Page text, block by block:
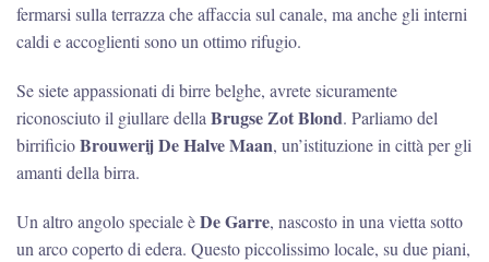
fermarsi sulla terrazza che affaccia sul canale, ma anche gli interni
caldi e accoglienti sono un ottimo rifugio.
Se siete appassionati di birre belghe, avrete sicuramente
riconosciuto il giullare della Brugse Zot Blond. Parliamo del
birrificioBrouwerij De Halve Maan, un’istituzione in città per gli
amanti della birra.
Un altro angolo speciale èDe Garre, nascosto in una vietta sotto
un arco coperto di edera. Questo piccolissimo locale, su due piani,